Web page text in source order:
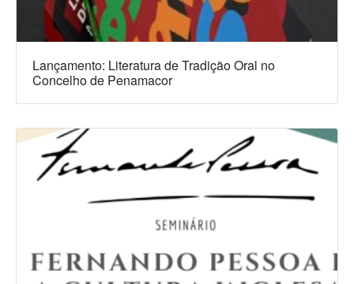
Lançamento: Literatura de Tradição Oral no
Concelho de Penamacor